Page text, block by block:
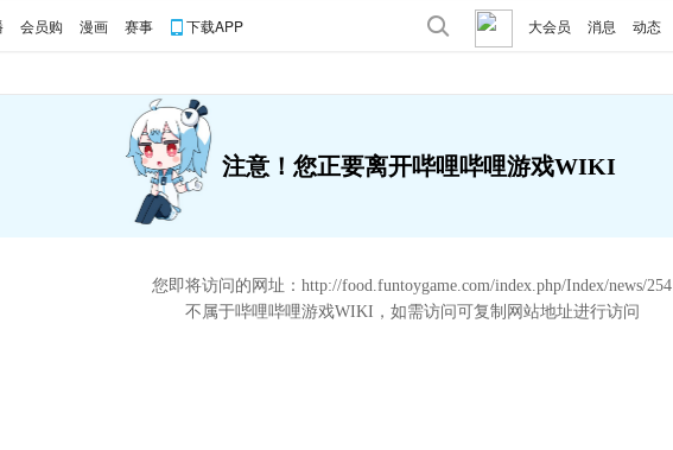
会员购 漫画 赛事 下载APP 大会员 消息 动态
注意！您正要离开哔哩哔哩游戏WIKI
您即将访问的网址： http://food.funtoygame.com/index.php/Index/news/254
不属于哔哩哔哩游戏WIKI，如需访问可复制网站地址进行访问